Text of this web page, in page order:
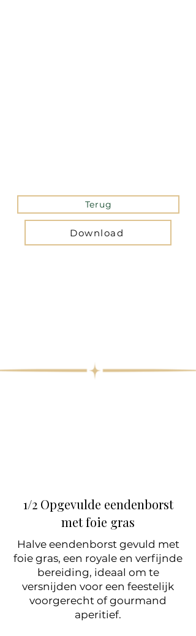
Terug
Download
1/2 Opgevulde eendenborst
met foie gras
Halve eendenborst gevuld met
foie gras, een royale en verfijnde
bereiding, ideaal om te
versnijden voor een feestelijk
voorgerecht of gourmand
aperitief.